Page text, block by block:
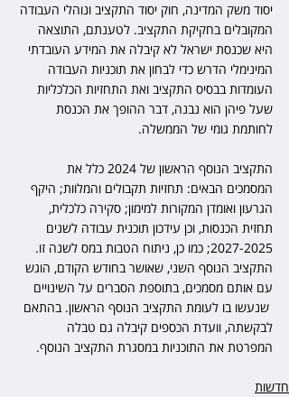
יסוד משק המדינה, חוק יסוד התקציב ונוהלי העבודה
המקובלים בחקיקת התקציב. לטענתם, התוצאה
היא שכנסת ישראל לא קיבלה את המידע העובדתי
המינימלי הדרש כדי לבחון את תוכניות העבודה
העומדות בבסיס התקציב ואת התחזיות הכלכליות
שעל פיהן הוא נבנה, דבר ההופך את הכנסת
לחותמת גומי של הממשלה.
התקציב הנוסף הראשון של 2024 כלל את
המסמכים הבאים: תחזיות תקבולים והמלוות; היקף
הגרעון ואומדן המקורות למימון; סקירה כלכלית,
תחזית הכנסות, וכן עידכון תוכנית עבודה לשנים
2027-2025; כמו כן, ניתוח הטבות במס לשנה זו.
התקציב הנוסף השני, שאושר בחודש הקודם, הוגש
עם אותם מסמכים, בתוספת הסברים על השינויים
שנעשו בו לעומת התקציב הנוסף הראשון. בהתאם
לבקשתה, וועדת הכספים קיבלה גם טבלה
המפרטת את התוכניות במסגרת התקציב הנוסף.
חדשות